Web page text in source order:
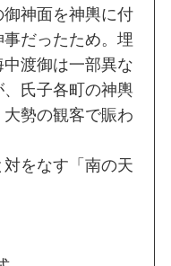
神面を神輿に付
だったため。埋
渡御は一部異な
氏子各町の神輿
勢の観客で賑わ
をなす「南の天